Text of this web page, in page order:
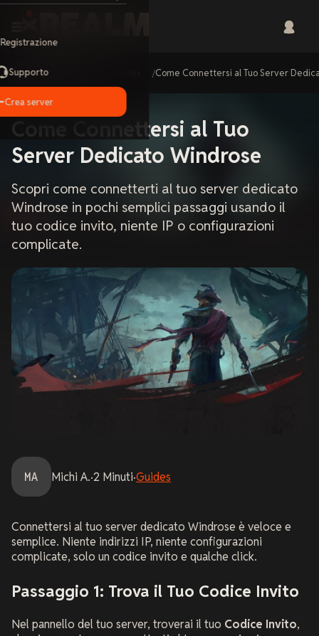
Registrazione
Supporto
Crea server
Come Connettersi al Tuo Server
Come Connettersi al Tuo
Server Dedicato Windrose
Scopri come connetterti al tuo server dedicato
Windrose in pochi semplici passaggi usando il
tuo codice invito, niente IP o configurazioni
complicate.
MA Michi A.·2 Minuti·Guides
Connettersi al tuo server dedicato Windrose è veloce e
semplice. Niente indirizzi IP, niente configurazioni
complicate, solo un codice invito e qualche click.
Passaggio 1: Trova il Tuo Codice Invito
Nel pannello del tuo server, troverai il tuo Codice Invito,